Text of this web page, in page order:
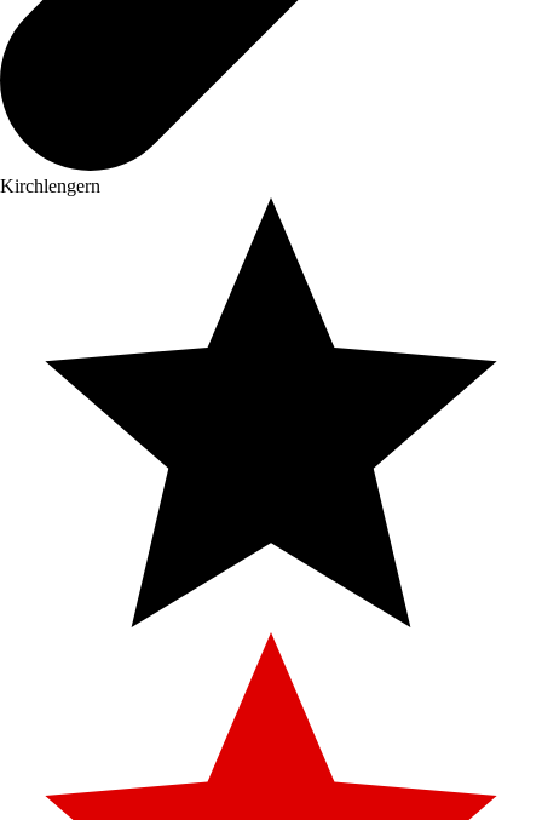
Kirchlengern